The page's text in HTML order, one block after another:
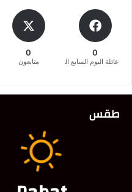
0
عائلة اليوم السابع المغربية
0
متابعون
طقس